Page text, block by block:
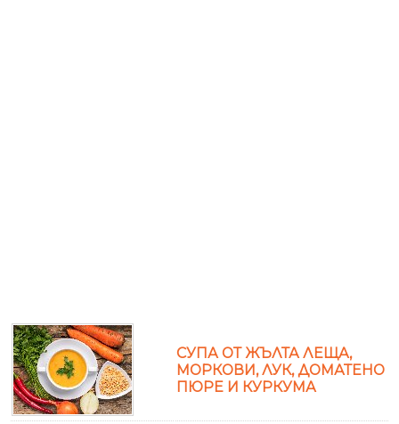
СУПА ОТ ЖЪЛТА ЛЕЩА,
МОРКОВИ, ЛУК, ДОМАТЕНО
ПЮРЕ И КУРКУМА